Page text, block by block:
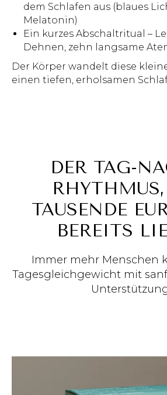
dem Schlafen aus (blaues
Melatonin)
Ein kurzes Abschaltritual –
Dehnen, zehn langsame
Der Körper wandelt diese
einen tiefen, erholsamen
DER TAG-
TAUSENDE
BEREITS
Immer mehr Menschen
Tagesgleichgewicht mit